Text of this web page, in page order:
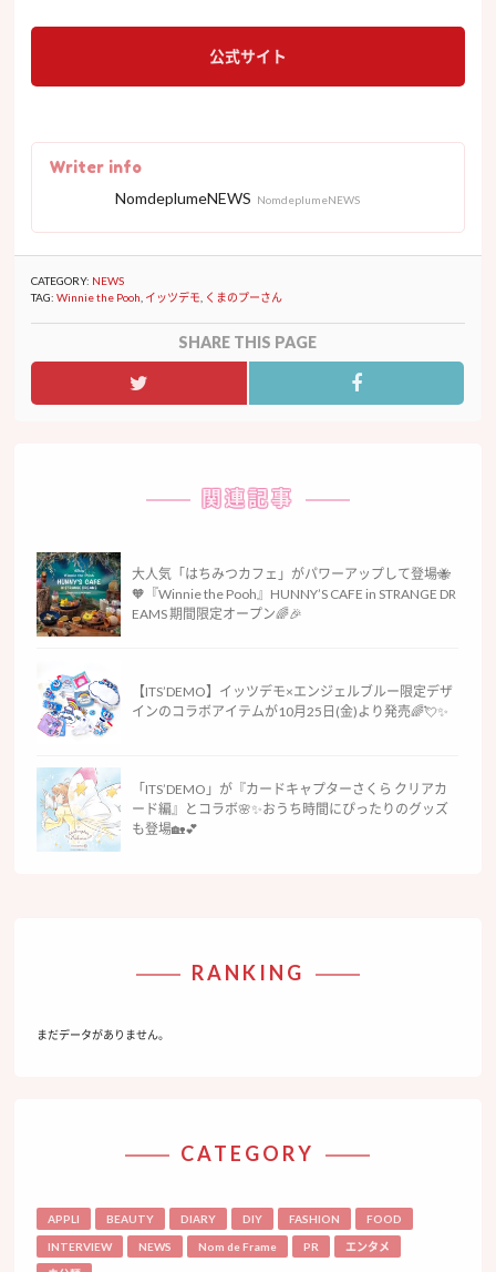
公式サイト
Writer info
NomdeplumeNEWS NomdeplumeNEWS
CATEGORY: NEWS
TAG: Winnie the Pooh イッツデモ くまのプーさん
SHARE THIS PAGE
関連記事
大人気「はちみつカフェ」がパワーアップして登場🐝
🧡『Winnie the Pooh』HUNNY’S CAFE in STRANGE DR
EAMS 期間限定オープン🌈🎉
【ITS’DEMO】イッツデモ×エンジェルブルー限定デザ
インのコラボアイテムが10月25日(金)より発売🌈💘✨
「ITS’DEMO」が『カードキャプターさくら クリアカ
ード編』とコラボ🌸✨おうち時間にぴったりのグッズ
も登場🏡💕
RANKING
まだデータがありません。
CATEGORY
APPLI BEAUTY DIARY DIY FASHION FOOD
INTERVIEW NEWS Nom de Frame PR エンタメ